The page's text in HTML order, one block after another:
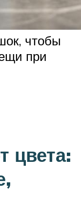
чтобы
при
цвета: